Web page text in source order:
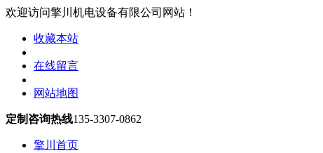
欢迎访问擎川机电设备有限公司网站！
收藏本站
在线留言
网站地图
定制咨询热线135-3307-0862
擎川首页